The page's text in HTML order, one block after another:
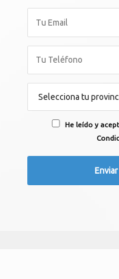
He leído y